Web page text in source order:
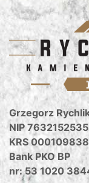
Grzegorz
NIP 7632152535
KRS
Bank PKO BP
nr: 53 1020